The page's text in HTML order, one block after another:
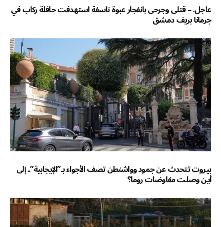
عاجل. – قتلى وجرحى بانفجار عبوة ناسفة استهدفت حافلة ركاب في
جرمانا بريف دمشق
بيروت تتحدث عن جمود وواشنطن تصف الأجواء بـ”الإيجابية”.. إلى
أين وصلت مفاوضات روما؟